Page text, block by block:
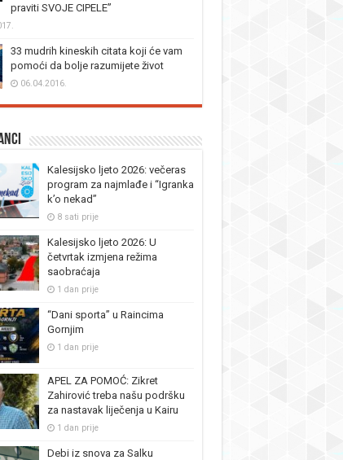
praviti SVOJE CIPELE”
33 mudrih kineskih citata koji će vam
pomoći da bolje razumijete život
06.04.2016.
Kalesijsko ljeto 2026: večeras
program za najmlađe i “Igranka
k’o nekad”
8 sati prije
Kalesijsko ljeto 2026: U
četvrtak izmjena režima
saobraćaja
1 dan prije
“Dani sporta” u Raincima
Gornjim
1 dan prije
APEL ZA POMOĆ: Zikret
Zahirović treba našu podršku
za nastavak liječenja u Kairu
1 dan prije
Debi iz snova za Salku